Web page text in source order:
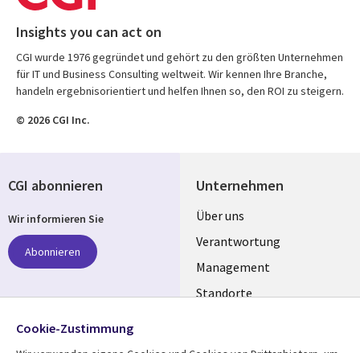
Insights you can act on
CGI wurde 1976 gegründet und gehört zu den größten Unternehmen
für IT und Business Consulting weltweit. Wir kennen Ihre Branche,
handeln ergebnisorientiert und helfen Ihnen so, den ROI zu steigern.
© 2026 CGI Inc.
Unternehmen
Useful
links
GERMANY
Über uns
Verantwortung
Management
Standorte
CGI abonnieren
Wir informieren Sie
Abonnieren
Folgen Sie uns
Cookie-Zustimmung